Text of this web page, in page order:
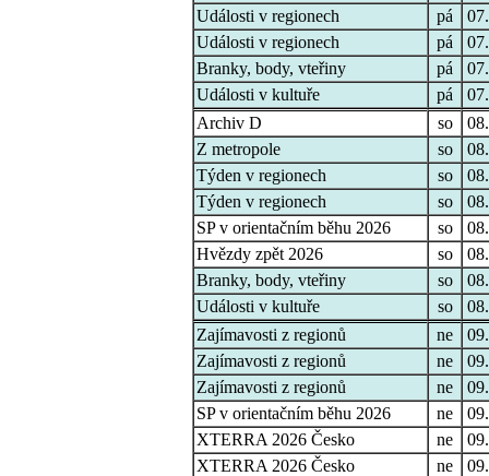
Události v regionech
pá
Události v regionech
pá
Branky, body, vteřiny
pá
Události v kultuře
pá
Archiv D
so
Z metropole
so
Týden v regionech
so
Týden v regionech
so
SP v orientačním běhu 2026
so
Hvězdy zpět 2026
so
Branky, body, vteřiny
so
Události v kultuře
so
Zajímavosti z regionů
ne
Zajímavosti z regionů
ne
Zajímavosti z regionů
ne
SP v orientačním běhu 2026
ne
XTERRA 2026 Česko
ne
XTERRA 2026 Česko
ne